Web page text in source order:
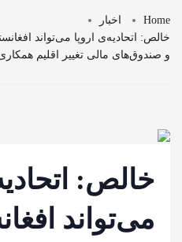
Home
اخبار
خالص: اتحادیه‌ی اروپا می‌تواند
و صندوق‌های مالی تغییر اقلیم همکاری
خالص:
می‌تواند